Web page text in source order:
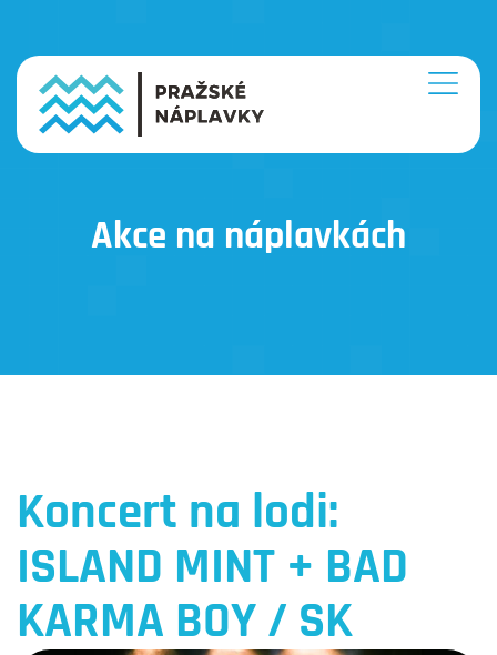
Akce na náplavkách
Koncert na lodi:
ISLAND MINT + BAD
KARMA BOY / SK